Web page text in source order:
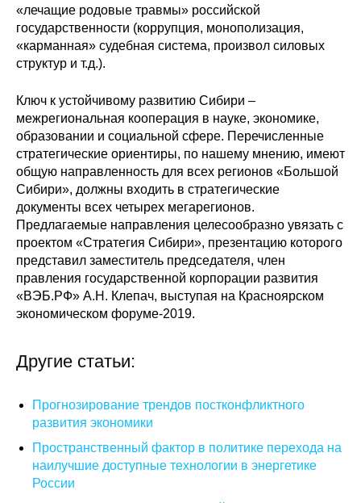
«лечащие родовые травмы» российской
государственности (коррупция, монополизация,
«карманная» судебная система, произвол силовых
структур и т.д.).
Ключ к устойчивому развитию Сибири –
межрегиональная кооперация в науке, экономике,
образовании и социальной сфере. Перечисленные
стратегические ориентиры, по нашему мнению, имеют
общую направленность для всех регионов «Большой
Сибири», должны входить в стратегические
документы всех четырех мегарегионов.
Предлагаемые направления целесообразно увязать с
проектом «Стратегия Сибири», презентацию которого
представил заместитель председателя, член
правления государственной корпорации развития
«ВЭБ.РФ» А.Н. Клепач, выступая на Красноярском
экономическом форуме-2019.
Другие статьи:
Прогнозирование трендов постконфликтного
развития экономики
Пространственный фактор в политике перехода на
наилучшие доступные технологии в энергетике
России